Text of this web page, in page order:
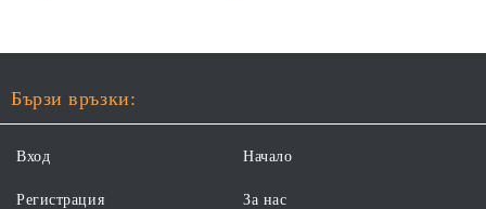
Бързи връзки:
Вход
Регистрация
Начало
За нас